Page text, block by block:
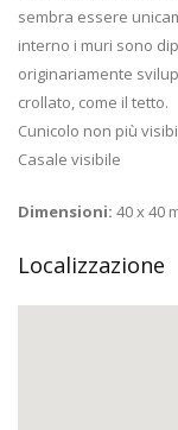
sembra essere
interno i muri sono
originariamente
crollato, come il tetto.
Cunicolo non più
Casale visibile
Dimensioni: 40 x 40
Localizzazione